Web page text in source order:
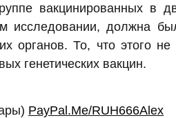
вакцинированных в
исследовании, должна
органов. То, что этого
генетических вакцин.
PayPal.Me/RUH666Alex